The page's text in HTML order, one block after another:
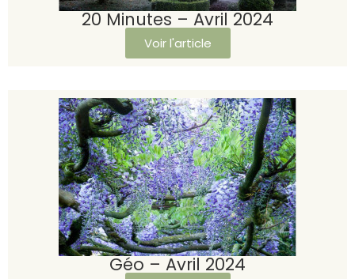
20 Minutes – Avril 2024
Voir l'article
Géo – Avril 2024